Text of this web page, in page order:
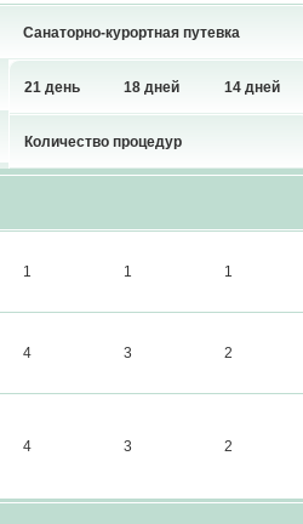
Санаторно-курортная путевка
21 день 18 дней 14 дней
Количество процедур
1 1 1
4 3 2
4 3 2